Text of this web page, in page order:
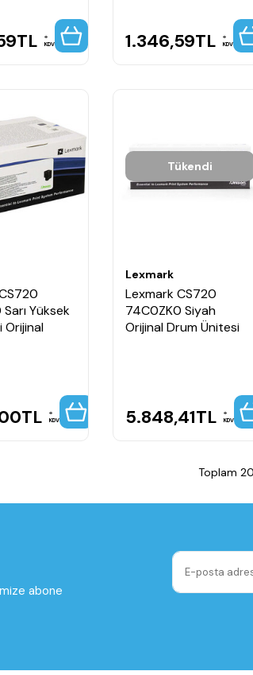
TL KDV 1.346,59TL KDV
Yüksek
Orijinal
TL KDV
Tükendi
Lexmark
Lexmark CS720
74C0ZK0 Siyah
Orijinal Drum Ünitesi
5.848,41TL KDV
Toplam
abone